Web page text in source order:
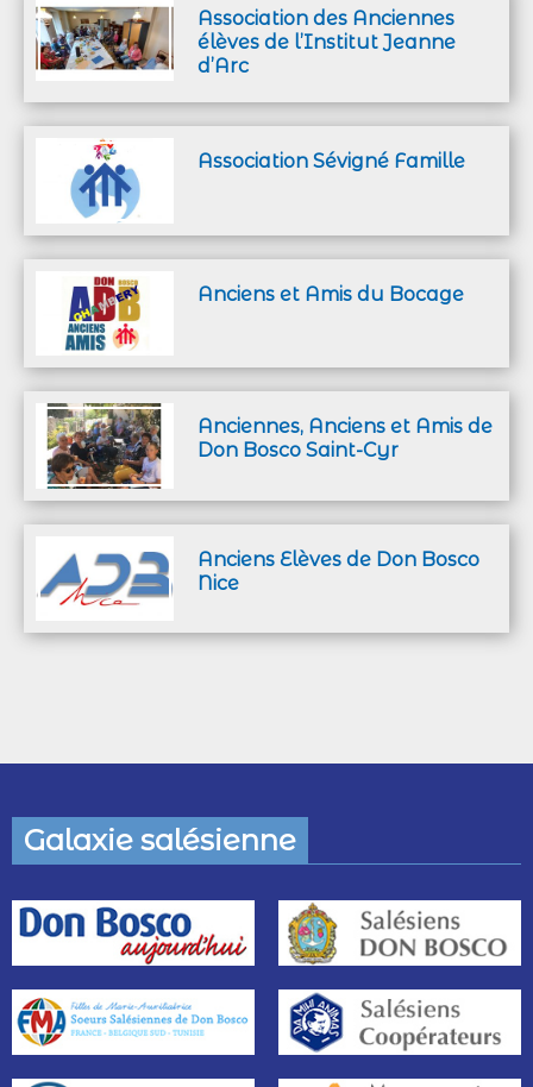
Association des Anciennes
élèves de l’Institut Jeanne
d’Arc
Association Sévigné Famille
Anciens et Amis du Bocage
Anciennes, Anciens et Amis de
Don Bosco Saint-Cyr
Anciens Elèves de Don Bosco
Nice
Galaxie salésienne